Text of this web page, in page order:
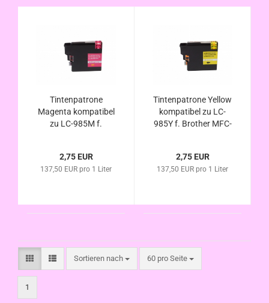
Tintenpatrone
Magenta kompatibel
zu LC-985M f.
J410 , MFC-J415 W ,
DCP-J125 , DCP-
2,75 EUR
137,50 EUR pro 1 Liter
Tintenpatrone Yellow
kompatibel zu LC-
985Y f. Brother MFC-
J415 W , DCP-J125 ,
DCP-J315 W ,DCP-
2,75 EUR
137,50 EUR pro 1 Liter
Sortieren nach
Sortieren nach 60 pro Seite
pro Seite
1